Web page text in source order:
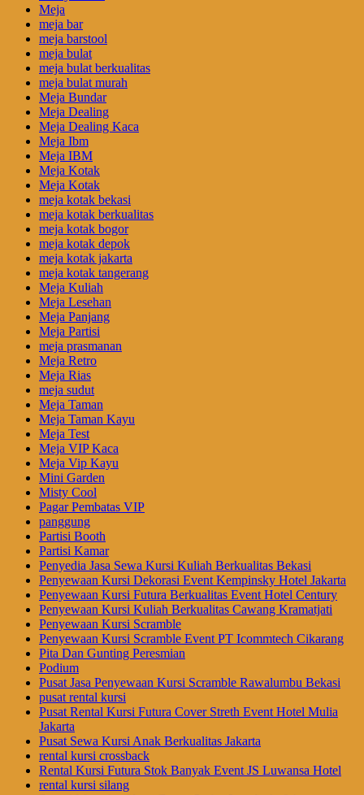
Meja
meja bar
meja barstool
meja bulat
meja bulat berkualitas
meja bulat murah
Meja Bundar
Meja Dealing
Meja Dealing Kaca
Meja Ibm
Meja IBM
Meja Kotak
Meja Kotak
meja kotak bekasi
meja kotak berkualitas
meja kotak bogor
meja kotak depok
meja kotak jakarta
meja kotak tangerang
Meja Kuliah
Meja Lesehan
Meja Panjang
Meja Partisi
meja prasmanan
Meja Retro
Meja Rias
meja sudut
Meja Taman
Meja Taman Kayu
Meja Test
Meja VIP Kaca
Meja Vip Kayu
Mini Garden
Misty Cool
Pagar Pembatas VIP
panggung
Partisi Booth
Partisi Kamar
Penyedia Jasa Sewa Kursi Kuliah Berkualitas Bekasi
Penyewaan Kursi Dekorasi Event Kempinsky Hotel Jakarta
Penyewaan Kursi Futura Berkualitas Event Hotel Century
Penyewaan Kursi Kuliah Berkualitas Cawang Kramatjati
Penyewaan Kursi Scramble
Penyewaan Kursi Scramble Event PT Icommtech Cikarang
Pita Dan Gunting Peresmian
Podium
Pusat Jasa Penyewaan Kursi Scramble Rawalumbu Bekasi
pusat rental kursi
Pusat Rental Kursi Futura Cover Streth Event Hotel Mulia
Jakarta
Pusat Sewa Kursi Anak Berkualitas Jakarta
rental kursi crossback
Rental Kursi Futura Stok Banyak Event JS Luwansa Hotel
rental kursi silang